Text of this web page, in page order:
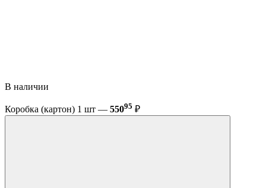
В наличии
Коробка (картон) 1 шт — 55095 ₽